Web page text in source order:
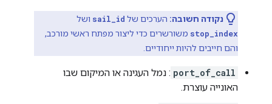
נקודה חשובה: הערכים של sail_id ושל
stop_index משורשרים כדי ליצור מפתח ראשי מורכב,
והם חייבים להיות ייחודיים.
port_of_call : נמל העגינה או המיקום שבו
האונייה עוצרת.